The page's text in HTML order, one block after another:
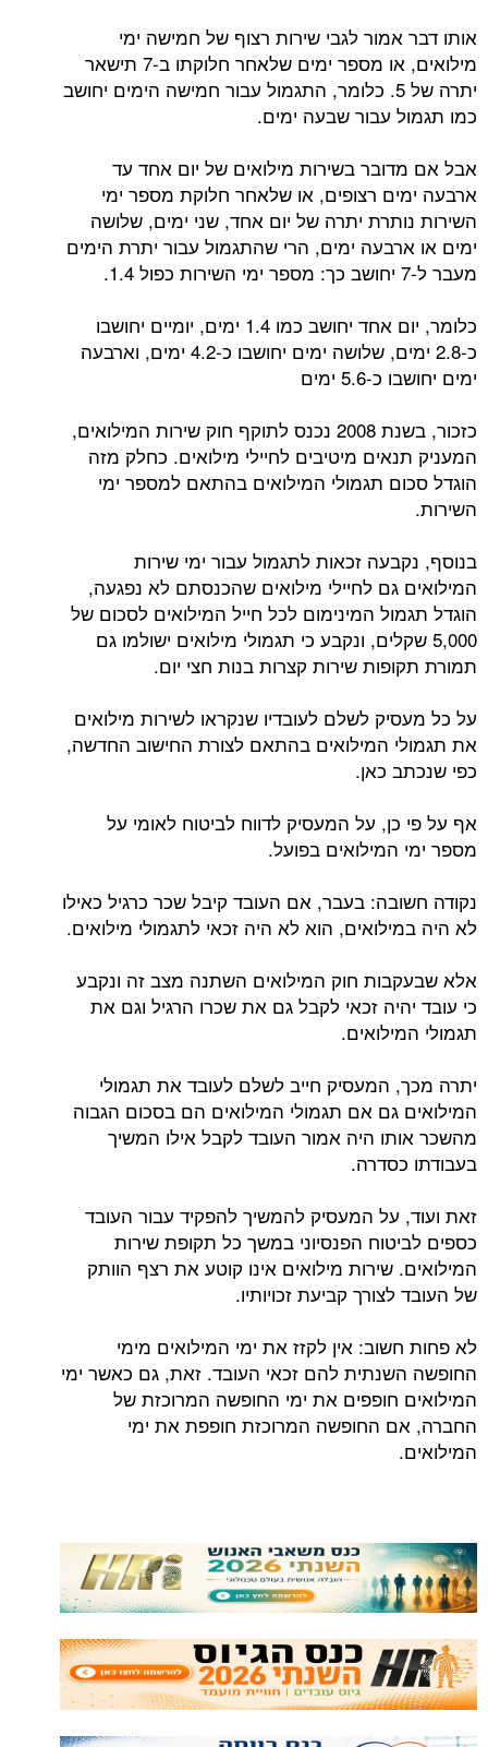
אותו דבר אמור לגבי שירות רצוף של חמישה ימי
מילואים, או מספר ימים שלאחר חלוקתו ב-7 תישאר
יתרה של 5. כלומר, התגמול עבור חמישה הימים יחושב
כמו תגמול עבור שבעה ימים.
אבל אם מדובר בשירות מילואים של יום אחד עד
ארבעה ימים רצופים, או שלאחר חלוקת מספר ימי
השירות נותרת יתרה של יום אחד, שני ימים, שלושה
ימים או ארבעה ימים, הרי שהתגמול עבור יתרת הימים
מעבר ל-7 יחושב כך: מספר ימי השירות כפול 1.4.
כלומר, יום אחד יחושב כמו 1.4 ימים, יומיים יחושבו
כ-2.8 ימים, שלושה ימים יחושבו כ-4.2 ימים, וארבעה
ימים יחושבו כ-5.6 ימים
כזכור, בשנת 2008 נכנס לתוקף חוק שירות המילואים,
המעניק תנאים מיטיבים לחיילי מילואים. כחלק מזה
הוגדל סכום תגמולי המילואים בהתאם למספר ימי
השירות.
בנוסף, נקבעה זכאות לתגמול עבור ימי שירות
המילואים גם לחיילי מילואים שהכנסתם לא נפגעה,
הוגדל תגמול המינימום לכל חייל המילואים לסכום של
5,000 שקלים, ונקבע כי תגמולי מילואים ישולמו גם
תמורת תקופות שירות קצרות בנות חצי יום.
על כל מעסיק לשלם לעובדיו שנקראו לשירות מילואים
את תגמולי המילואים בהתאם לצורת החישוב החדשה,
כפי שנכתב כאן.
אף על פי כן, על המעסיק לדווח לביטוח לאומי על
מספר ימי המילואים בפועל.
נקודה חשובה: בעבר, אם העובד קיבל שכר כרגיל כאילו
לא היה במילואים, הוא לא היה זכאי לתגמולי מילואים.
אלא שבעקבות חוק המילואים השתנה מצב זה ונקבע
כי עובד יהיה זכאי לקבל גם את שכרו הרגיל וגם את
תגמולי המילואים.
יתרה מכך, המעסיק חייב לשלם לעובד את תגמולי
המילואים גם אם תגמולי המילואים הם בסכום הגבוה
מהשכר אותו היה אמור העובד לקבל אילו המשיך
בעבודתו כסדרה.
זאת ועוד, על המעסיק להמשיך להפקיד עבור העובד
כספים לביטוח הפנסיוני במשך כל תקופת שירות
המילואים. שירות מילואים אינו קוטע את רצף הוותק
של העובד לצורך קביעת זכויותיו.
לא פחות חשוב: אין לקזז את ימי המילואים מימי
החופשה השנתית להם זכאי העובד. זאת, גם כאשר ימי
המילואים חופפים את ימי החופשה המרוכזת של
החברה, אם החופשה המרוכזת חופפת את ימי
המילואים.